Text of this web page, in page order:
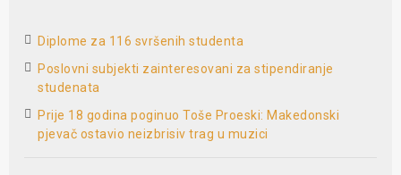
Diplome za 116 svršenih studenta
Poslovni subjekti zainteresovani za stipendiranje
studenata
Prije 18 godina poginuo Toše Proeski: Makedonski
pjevač ostavio neizbrisiv trag u muzici